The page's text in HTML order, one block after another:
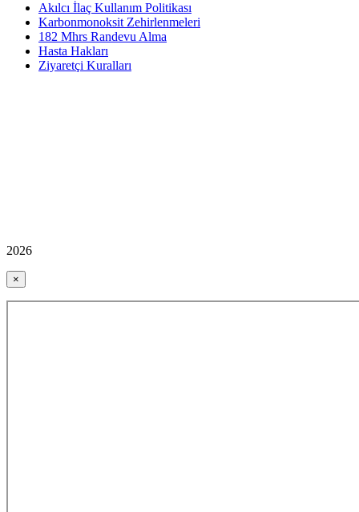
Akılcı İlaç Kullanım Politikası
Karbonmonoksit Zehirlenmeleri
182 Mhrs Randevu Alma
Hasta Hakları
Ziyaretçi Kuralları
2026
×